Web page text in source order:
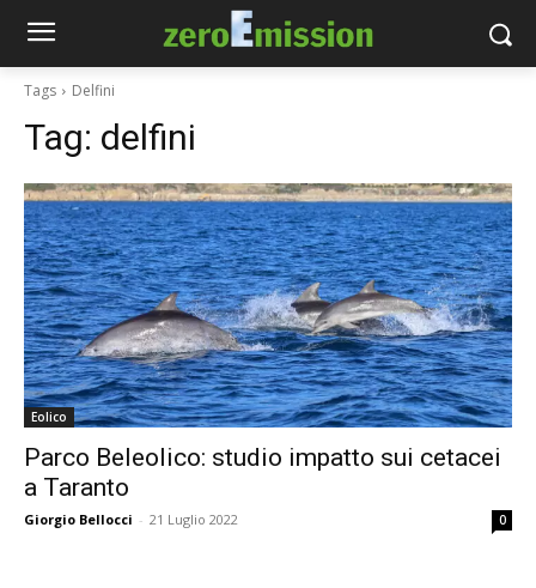
Tags Delfini
Tag: delfini
Eolico
Parco Beleolico: studio impatto sui cetacei
a Taranto
Giorgio Bellocci - 21 Luglio 2022 0